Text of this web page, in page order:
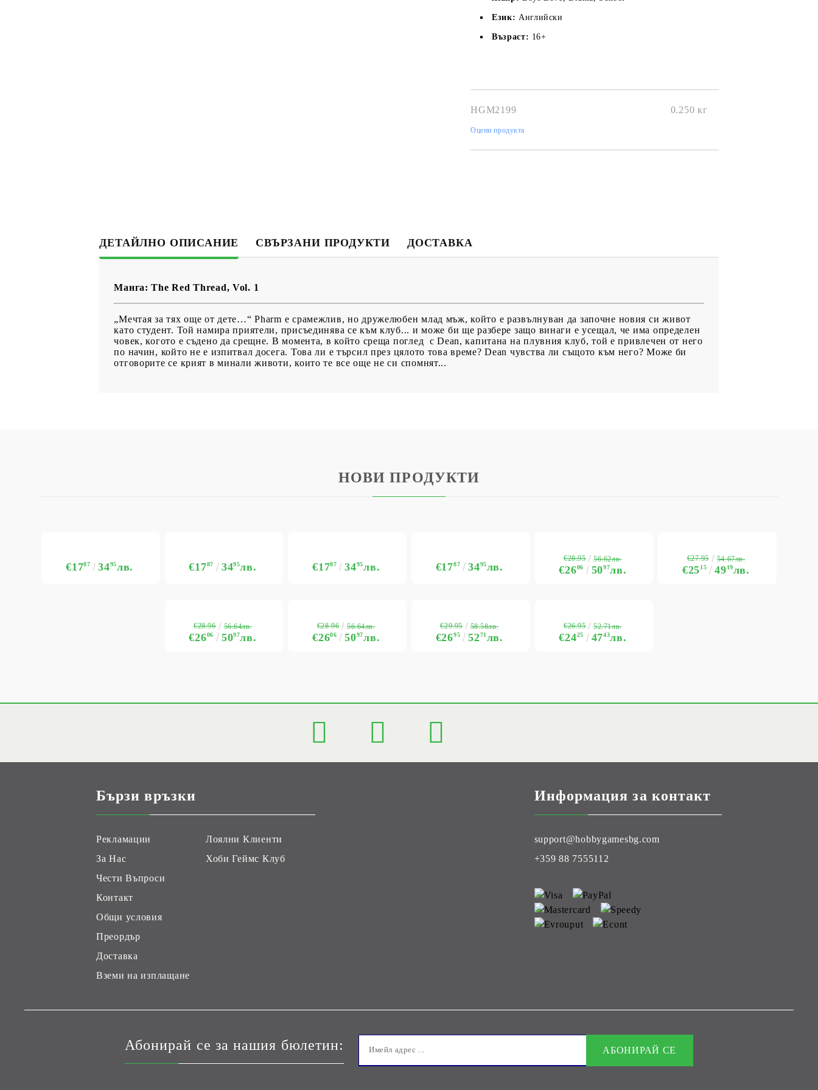
Език: Английски
Възраст: 16+
HGM2199 0.250 кг
Оцени продукта
ДЕТАЙЛНО ОПИСАНИЕ СВЪРЗАНИ ПРОДУКТИ ДОСТАВКА
Манга: The Red Thread, Vol. 1
„Мечтая за тях още от дете…“ Pharm е срамежлив, но дружелюбен млад мъж, който е развълнуван да започне новия си живот
като студент. Той намира приятели, присъединява се към клуб... и може би ще разбере защо винаги е усещал, че има определен
човек, когото е съдено да срещне. В момента, в който среща поглед с Dean, капитана на плувния клуб, той е привлечен от него
по начин, който не е изпитвал досега. Това ли е търсил през цялото това време? Dean чувства ли същото към него? Може би
отговорите се крият в минали животи, които те все още не си спомнят...
НОВИ ПРОДУКТИ
€1787 3495лв. €1787 3495лв. €1787 3495лв. €1787 3495лв. €2606 5097лв.
€28.95 56.62лв.
€2515 4919лв.
€27.95 54.67лв.
€2606 5097лв.
€28.96 56.64лв.
€2606 5097лв.
€28.96 56.64лв.
€2695 5271лв.
€29.95 58.58лв.
€2425 4743лв.
€26.95 52.71лв.
Бързи връзки
Рекламации
За Нас
Чести Въпроси
Контакт
Общи условия
Преордър
Доставка
Вземи на изплащане
Лоялни Клиенти
Хоби Геймс Клуб
Информация за контакт
support@hobbygamesbg.com
+359 88 7555112
Абонирай се за нашия бюлетин: